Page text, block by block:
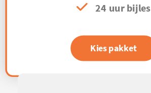
24 uur bijles
Kies pakket